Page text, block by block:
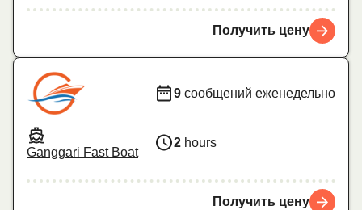
Получить цену
Ganggari Fast Boat
9 сообщений еженедельно
2 hours
Получить цену